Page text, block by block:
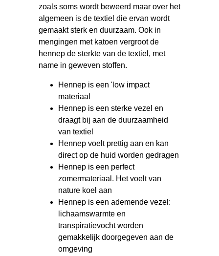
zoals soms wordt beweerd maar over het
algemeen is de textiel die ervan wordt
gemaakt sterk en duurzaam. Ook in
mengingen met katoen vergroot de
hennep de sterkte van de textiel, met
name in geweven stoffen.
Hennep is een 'low impact
materiaal
Hennep is een sterke vezel en
draagt bij aan de duurzaamheid
van textiel
Hennep voelt prettig aan en kan
direct op de huid worden gedragen
Hennep is een perfect
zomermateriaal. Het voelt van
nature koel aan
Hennep is een ademende vezel:
lichaamswarmte en
transpiratievocht worden
gemakkelijk doorgegeven aan de
omgeving